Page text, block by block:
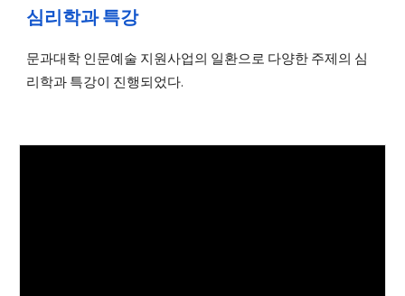
심리학과 특강
문과대학 인문예술 지원사업의 일환으로 다양한 주제의 심
리학과 특강이 진행되었다.